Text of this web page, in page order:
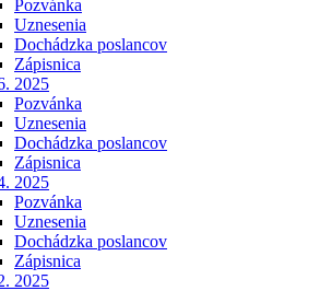
Pozvánka
Uznesenia
Dochádzka poslancov
Zápisnica
2025
Pozvánka
Uznesenia
Dochádzka poslancov
Zápisnica
2025
Pozvánka
Uznesenia
Dochádzka poslancov
Zápisnica
2025